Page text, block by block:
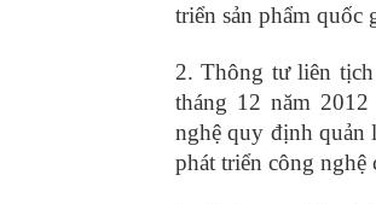
triển sản phẩm quốc
2. Thông tư liên
tháng 12 năm
nghệ quy định quản
phát triển công nghệ